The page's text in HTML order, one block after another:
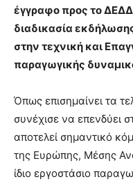
έγγραφο προς το
διαδικασία
στην τεχνική και
παραγωγικής
Όπως επισημαίνει τα
συνέχισε να επενδύει
αποτελεί σημαντικό
της Ευρώπης, Μέσης
ίδιο εργοστάσιο